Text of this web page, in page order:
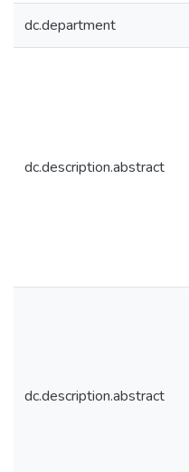
dc.department
dc.description.abstract
dc.description.abstract